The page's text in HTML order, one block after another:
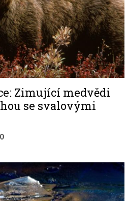
Zimující medvědi
se svalovými